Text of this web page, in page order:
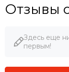
Отзывы
Здесь еще
первым!